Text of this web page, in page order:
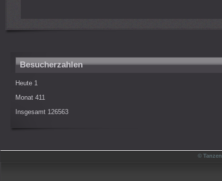
Besucherzahlen
Heute 1
Monat 411
Insgesamt 126563
©